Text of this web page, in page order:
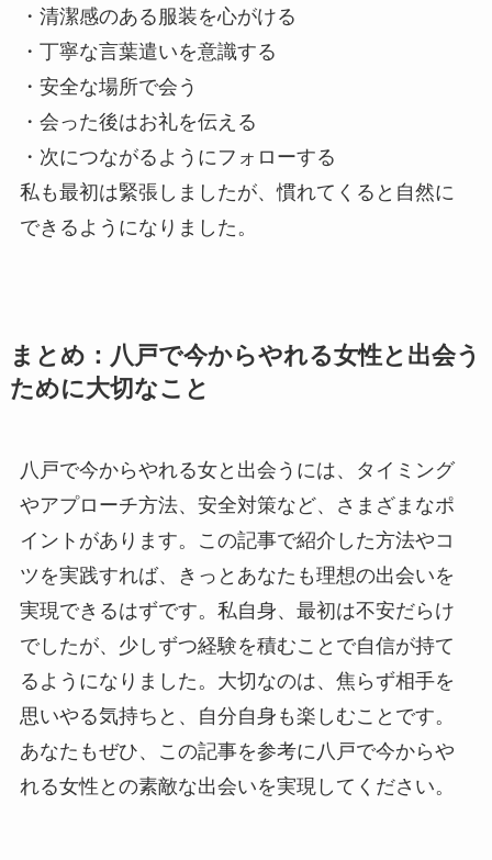
・清潔感のある服装を心がける
・丁寧な言葉遣いを意識する
・安全な場所で会う
・会った後はお礼を伝える
・次につながるようにフォローする
私も最初は緊張しましたが、慣れてくると自然に
できるようになりました。
まとめ：八戸で今からやれる女性と出会う
ために大切なこと
八戸で今からやれる女と出会うには、タイミング
やアプローチ方法、安全対策など、さまざまなポ
イントがあります。この記事で紹介した方法やコ
ツを実践すれば、きっとあなたも理想の出会いを
実現できるはずです。私自身、最初は不安だらけ
でしたが、少しずつ経験を積むことで自信が持て
るようになりました。大切なのは、焦らず相手を
思いやる気持ちと、自分自身も楽しむことです。
あなたもぜひ、この記事を参考に八戸で今からや
れる女性との素敵な出会いを実現してください。